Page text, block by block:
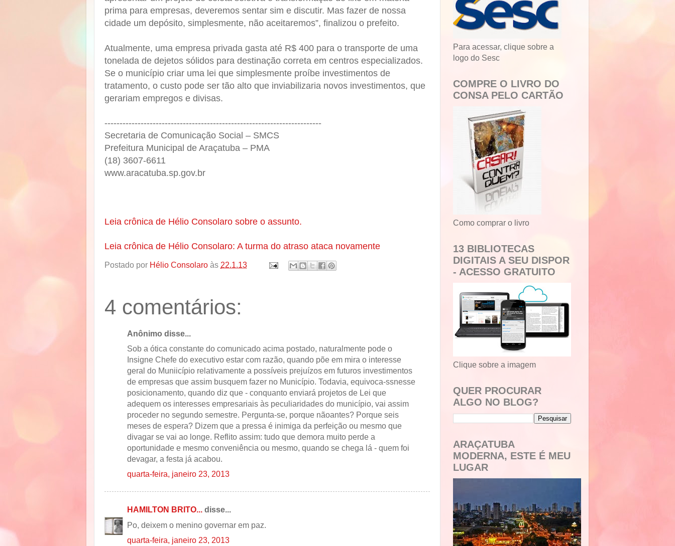
prima para empresas, deveremos sentar sim e discutir. Mas fazer de nossa
cidade um depósito, simplesmente, não aceitaremos”, finalizou o prefeito.
Atualmente, uma empresa privada gasta até R$ 400 para o transporte de uma
tonelada de dejetos sólidos para destinação correta em centros especializados.
Se o município criar uma lei que simplesmente proíbe investimentos de
tratamento, o custo pode ser tão alto que inviabilizaria novos investimentos, que
gerariam empregos e divisas.
------------------------------------------------------------------------
Secretaria de Comunicação Social – SMCS
Prefeitura Municipal de Araçatuba – PMA
(18) 3607-6611
www.aracatuba.sp.gov.br
Leia crônica de Hélio Consolaro sobre o assunto.
Leia crônica de Hélio Consolaro: A turma do atraso ataca novamente
Postado por Hélio Consolaro às 22.1.13
4 comentários:
Anônimo disse...
Sob a ótica constante do comunicado acima postado, naturalmente pode o
Insigne Chefe do executivo estar com razão, quando põe em mira o interesse
geral do Muniicípio relativamente a possíveis prejuízos em futuros investimentos
de empresas que assim busquem fazer no Município. Todavia, equivoca-ssnesse
posicionamento, quando diz que - conquanto enviará projetos de Lei que
adequem os interesses empresariais às peculiaridades do município, vai assim
proceder no segundo semestre. Pergunta-se, porque nãoantes? Porque seis
meses de espera? Dizem que a pressa é inimiga da perfeição ou mesmo que
divagar se vai ao longe. Reflito assim: tudo que demora muito perde a
oportunidade e mesmo conveniência ou mesmo, quando se chega lá - quem foi
devagar, a festa já acabou.
quarta-feira, janeiro 23, 2013
HAMILTON BRITO... disse...
Po, deixem o menino governar em paz.
quarta-feira, janeiro 23, 2013
Para acessar, clique sobre a
logo do Sesc
COMPRE O LIVRO DO
CONSA PELO CARTÃO
Como comprar o livro
13 BIBLIOTECAS
DIGITAIS A SEU DISPOR
- ACESSO GRATUITO
Clique sobre a imagem
QUER PROCURAR
ALGO NO BLOG?
ARAÇATUBA
MODERNA, ESTE É MEU
LUGAR